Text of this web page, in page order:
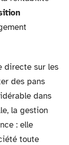
directe sur les
des pans
dans
la gestion
: elle
toute